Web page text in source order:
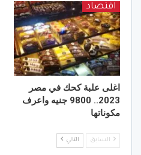
اقتصاد
اغلى علبة كحك في مصر
2023.. 9800 جنيه واعرف
مكوناتها
السابق التالي